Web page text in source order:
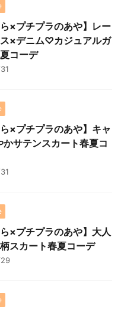
ら×プチプラのあや】レー
×デニム♡カジュアルガ
コーデ
ら×プチプラのあや】キャ
サテンスカート春夏コ
ら×プチプラのあや】大人
スカート春夏コーデ